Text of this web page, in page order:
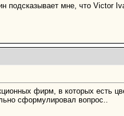
подсказывает мне, что Victor
фирм, в которых есть
сформулировал вопрос..